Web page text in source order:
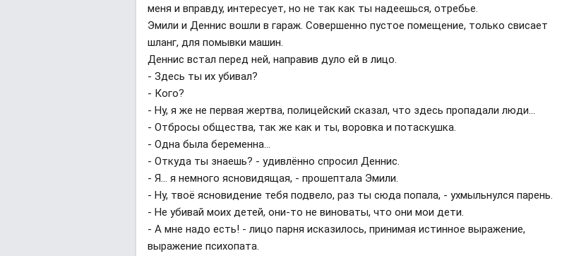
меня и вправду, интересует, но не так как ты надеешься, отребье.
Эмили и Деннис вошли в гараж. Совершенно пустое помещение, только свисает
шланг, для помывки машин.
Деннис встал перед ней, направив дуло ей в лицо.
- Здесь ты их убивал?
- Кого?
- Ну, я же не первая жертва, полицейский сказал, что здесь пропадали люди...
- Отбросы общества, так же как и ты, воровка и потаскушка.
- Одна была беременна...
- Откуда ты знаешь? - удивлённо спросил Деннис.
- Я... я немного ясновидящая, - прошептала Эмили.
- Ну, твоё ясновидение тебя подвело, раз ты сюда попала, - ухмыльнулся парень.
- Не убивай моих детей, они-то не виноваты, что они мои дети.
- А мне надо есть! - лицо парня исказилось, принимая истинное выражение,
выражение психопата.